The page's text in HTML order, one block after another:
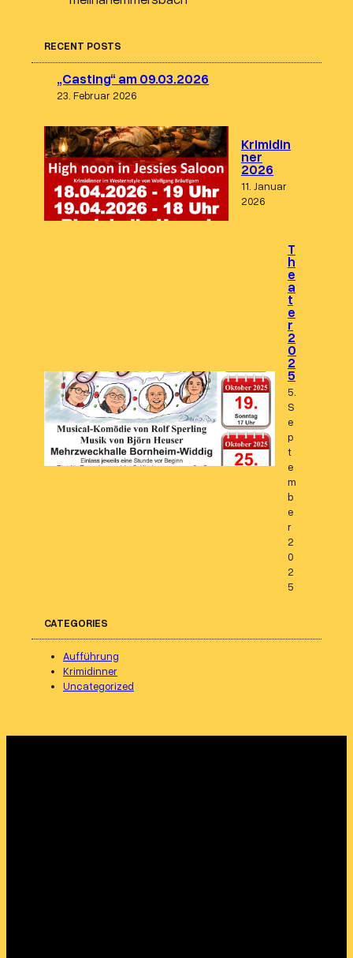
RECENT POSTS
„Casting“ am 09.03.2026
23. Februar 2026
Krimidin
ner
2026
11. Januar
2026
T
h
e
a
t
e
r
2
0
2
5
5.
S
e
p
t
e
m
b
e
r
2
0
2
5
CATEGORIES
Aufführung
Krimidinner
Uncategorized